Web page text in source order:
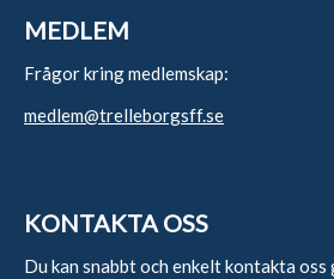
MEDLEM
Frågor kring medlemskap:
medlem@trelleborgsff.se
KONTAKTA OSS
Du kan snabbt och enkelt kontakta